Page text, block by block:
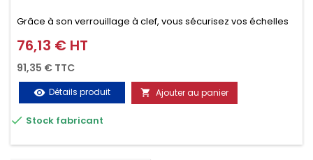
Grâce à son verrouillage à clef, vous sécurisez vos échelles
d'un seul geste aussi bien contre le vol que pendant le
transport. Référence vendue par paire.
Prix
76,13 € HT
91,35 € TTC
visibility Détails produit  Ajouter au panier
 Stock fabricant